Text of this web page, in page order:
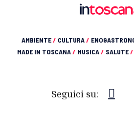
AMBIENTE/ CULTURA/
MADE IN TOSCANA/ MUSICA/ SALUTE/
Seguici su: